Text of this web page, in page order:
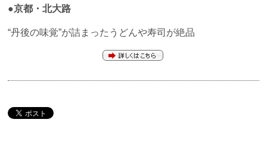
●京都・北大路
“丹後の味覚”が詰まったうどんや寿司が絶品